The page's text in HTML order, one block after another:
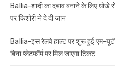
Ballia-शादी का दबाव बनाने के लिए धोखे
पर किशोरी ने दे दी जान
Ballia-इस रेलवे हाल्ट पर शुरू हुई एम-
बिना प्लेटफॉर्म पर मिल जाएगा टिकट